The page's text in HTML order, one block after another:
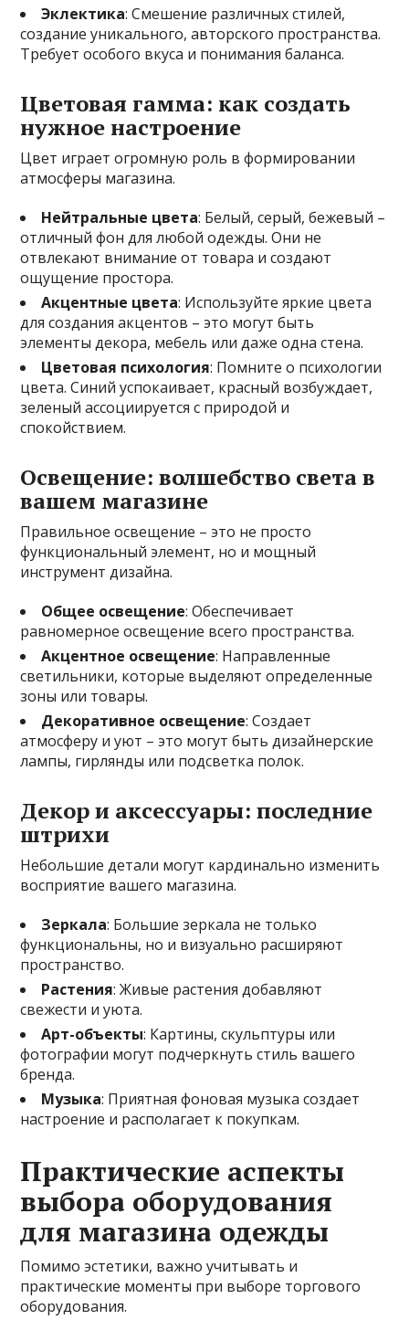
Эклектика: Смешение различных стилей,
создание уникального, авторского пространства.
Требует особого вкуса и понимания баланса.
Цветовая гамма: как создать
нужное настроение
Цвет играет огромную роль в формировании
атмосферы магазина.
Нейтральные цвета: Белый, серый, бежевый –
отличный фон для любой одежды. Они не
отвлекают внимание от товара и создают
ощущение простора.
Акцентные цвета: Используйте яркие цвета
для создания акцентов – это могут быть
элементы декора, мебель или даже одна стена.
Цветовая психология: Помните о психологии
цвета. Синий успокаивает, красный возбуждает,
зеленый ассоциируется с природой и
спокойствием.
Освещение: волшебство света в
вашем магазине
Правильное освещение – это не просто
функциональный элемент, но и мощный
инструмент дизайна.
Общее освещение: Обеспечивает
равномерное освещение всего пространства.
Акцентное освещение: Направленные
светильники, которые выделяют определенные
зоны или товары.
Декоративное освещение: Создает
атмосферу и уют – это могут быть дизайнерские
лампы, гирлянды или подсветка полок.
Декор и аксессуары: последние
штрихи
Небольшие детали могут кардинально изменить
восприятие вашего магазина.
Зеркала: Большие зеркала не только
функциональны, но и визуально расширяют
пространство.
Растения: Живые растения добавляют
свежести и уюта.
Арт-объекты: Картины, скульптуры или
фотографии могут подчеркнуть стиль вашего
бренда.
Музыка: Приятная фоновая музыка создает
настроение и располагает к покупкам.
Практические аспекты
выбора оборудования
для магазина одежды
Помимо эстетики, важно учитывать и
практические моменты при выборе торгового
оборудования.